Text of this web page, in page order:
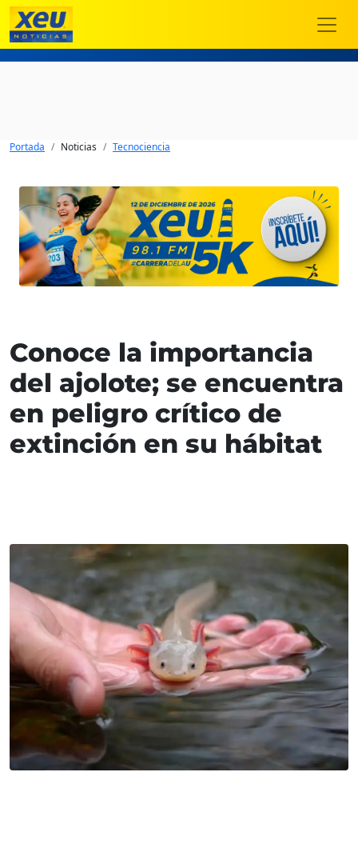
Portada Noticias Tecnociencia
Conoce la importancia
del ajolote; se encuentra
en peligro crítico de
extinción en su hábitat